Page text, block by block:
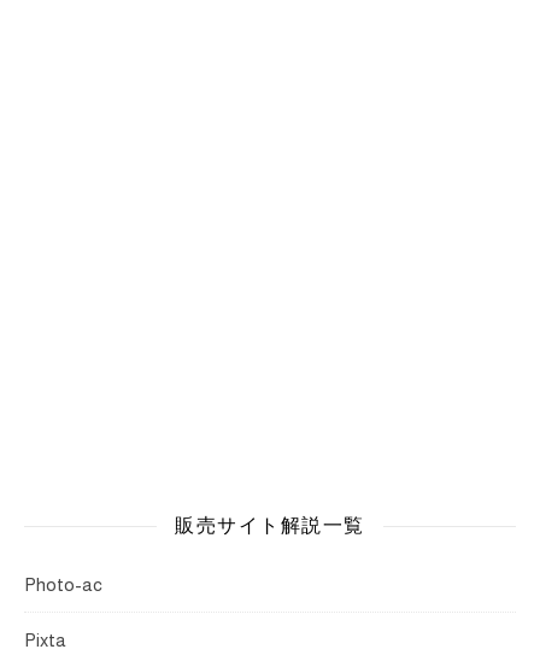
販売サイト解説一覧
Photo-ac
Pixta